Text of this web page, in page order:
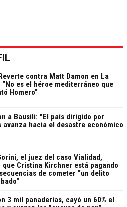
contra Matt Damon en La
"No es el héroe mediterráneo que
Homero"
a Bausili: "El país dirigido por
avanza hacia el desastre económico
el juez del caso Vialidad,
que Cristina Kirchner está pagando
de cometer "un delito
3 mil panaderías, cayó un 60% el